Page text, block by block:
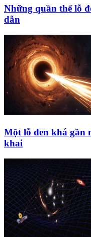
Những quần thể lỗ
dẫn
Một lỗ đen khá gần
khai